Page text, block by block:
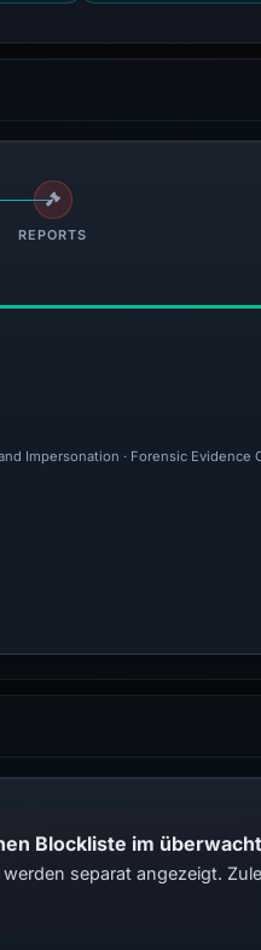
REPORTS
Impersonation · Forensic Evidence
Blockliste im
separat angezeigt.